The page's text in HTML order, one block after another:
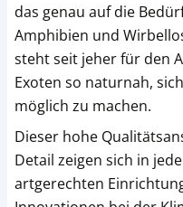
das genau auf die
Amphibien und
steht seit jeher für den
Exoten so naturnah,
möglich zu machen.
Dieser hohe
Detail zeigen sich in
artgerechten